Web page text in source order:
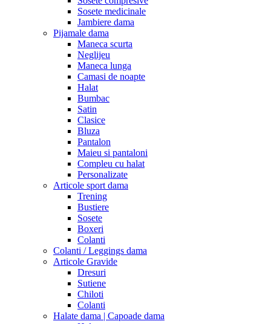
Sosete medicinale
Jambiere dama
Pijamale dama
Maneca scurta
Neglijeu
Maneca lunga
Camasi de noapte
Halat
Bumbac
Satin
Clasice
Bluza
Pantalon
Maieu si pantaloni
Compleu cu halat
Personalizate
Articole sport dama
Trening
Bustiere
Sosete
Boxeri
Colanti
Colanti / Leggings dama
Articole Gravide
Dresuri
Sutiene
Chiloti
Colanti
Halate dama | Capoade dama